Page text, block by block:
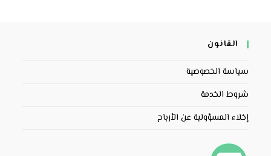
القانون
سياسة الخصوصية
شروط الخدمة
إخلاء المسؤولية عن الأرباح